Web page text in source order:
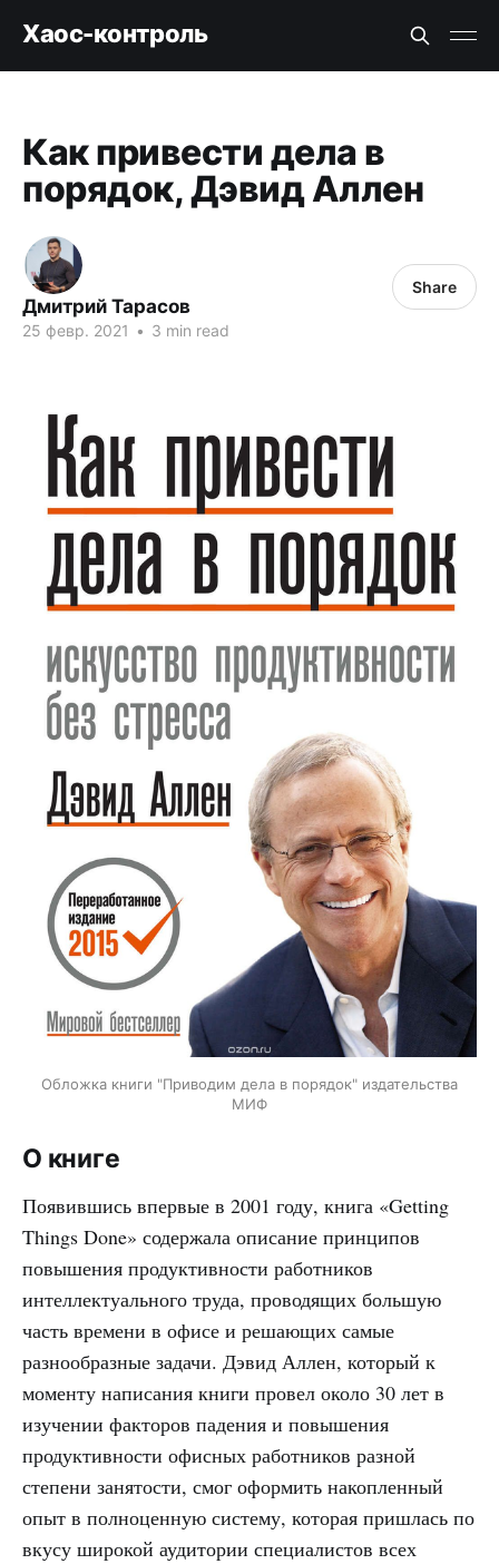
Хаос-контроль
Как привести дела в
порядок, Дэвид Аллен
Дмитрий Тарасов
25 февр. 2021 • 3 min read
Share
Обложка книги "Приводим дела в порядок" издательства
МИФ
О книге
Появившись впервые в 2001 году, книга «Getting
Things Done» содержала описание принципов
повышения продуктивности работников
интеллектуального труда, проводящих большую
часть времени в офисе и решающих самые
разнообразные задачи. Дэвид Аллен, который к
моменту написания книги провел около 30 лет в
изучении факторов падения и повышения
продуктивности офисных работников разной
степени занятости, смог оформить накопленный
опыт в полноценную систему, которая пришлась по
вкусу широкой аудитории специалистов всех